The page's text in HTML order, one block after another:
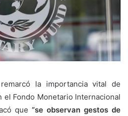
la importancia vital de
el Fondo Monetario Internacional
que “se observan gestos de